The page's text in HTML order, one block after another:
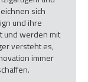
sich
und ihre
und werden mit
versteht es,
immer